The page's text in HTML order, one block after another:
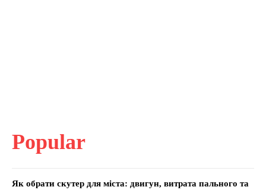
Popular
Як обрати скутер для міста: двигун, витрата пального та